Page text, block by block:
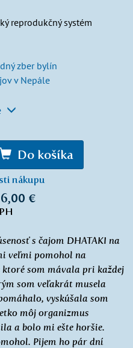
reprodukčný systém
zber bylín
v Nepále
Do košíka
nákupu
€
s čajom DHATAKI na
veľmi pomohol na
ktoré som mávala pri každej
som veľakrát musela
vyskúšala som
môj organizmus
a bolo mi ešte horšie.
Pijem ho pár dní